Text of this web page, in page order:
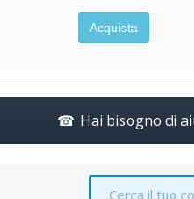
Acquista
Hai bisogno di